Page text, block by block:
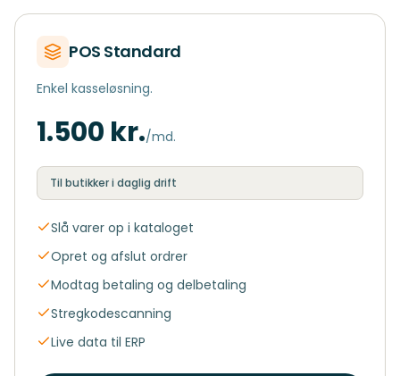
POS Standard
Enkel kasseløsning.
1.500 kr./md.
Til butikker i daglig drift
Slå varer op i kataloget
Opret og afslut ordrer
Modtag betaling og delbetaling
Stregkodescanning
Live data til ERP